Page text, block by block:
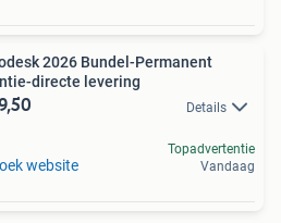
2026 Bundel-Permanent
directe levering
Details
website
Topadvertentie
Vandaag